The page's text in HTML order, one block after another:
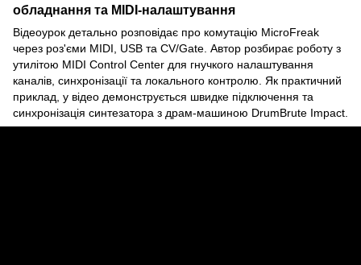
обладнання та MIDI-налаштування
Відеоурок детально розповідає про комутацію MicroFreak
через роз'єми MIDI, USB та CV/Gate. Автор розбирає роботу з
утилітою MIDI Control Center для гнучкого налаштування
каналів, синхронізації та локального контролю. Як практичний
приклад, у відео демонструється швидке підключення та
синхронізація синтезатора з драм-машиною DrumBrute Impact.